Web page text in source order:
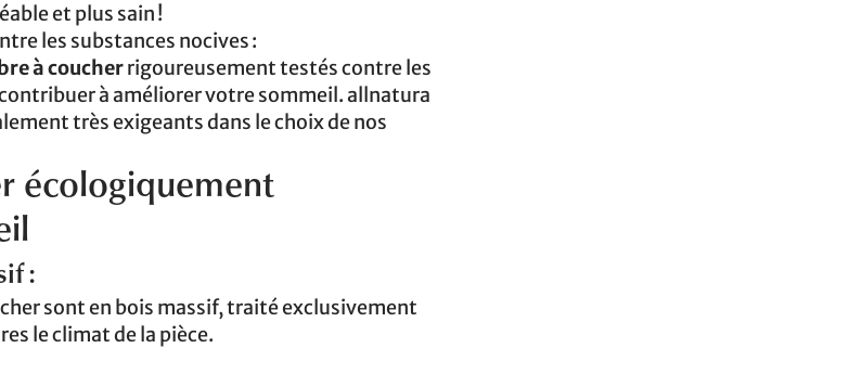
et plus sain !
les substances nocives :
à coucherrigoureusement testés contre les
à améliorer votre sommeil. allnatura
très exigeants dans le choix de nos
écologiquement
:
sont en bois massif, traité exclusivement
le climat de la pièce.